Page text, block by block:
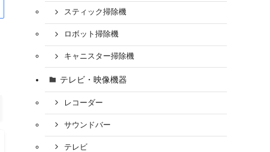
スティック掃除機
ロボット掃除機
キャニスター掃除機
テレビ・映像機器
レコーダー
サウンドバー
テレビ